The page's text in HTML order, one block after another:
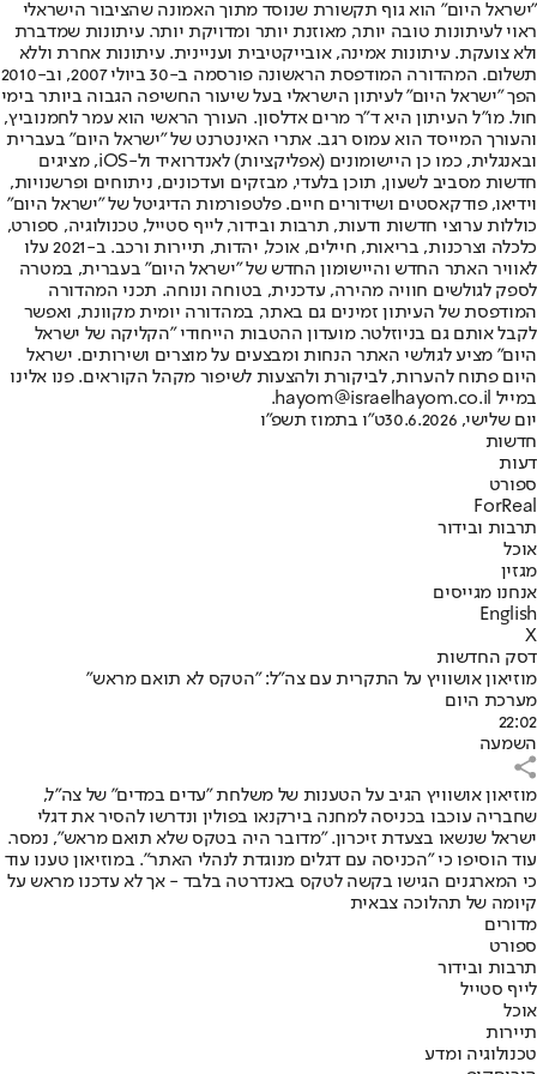
"ישראל היום" הוא גוף תקשורת שנוסד מתוך האמונה שהציבור הישראלי
ראוי לעיתונות טובה יותר, מאוזנת יותר ומדויקת יותר. עיתונות שמדברת
ולא צועקת. עיתונות אמינה, אובייקטיבית ועניינית. עיתונות אחרת וללא
תשלום. המהדורה המודפסת הראשונה פורסמה ב-30 ביולי 2007, וב-2010
הפך "ישראל היום" לעיתון הישראלי בעל שיעור החשיפה הגבוה ביותר בימי
חול. מו"ל העיתון היא ד"ר מרים אדלסון. העורך הראשי הוא עמר לחמנוביץ,
והעורך המייסד הוא עמוס רגב. אתרי האינטרנט של "ישראל היום" בעברית
ובאנגלית, כמו כן היישומונים (אפליקציות) לאנדרואיד ול-iOS, מציגים
חדשות מסביב לשעון, תוכן בלעדי, מבזקים ועדכונים, ניתוחים ופרשנויות,
וידיאו, פודקאסטים ושידורים חיים. פלטפורמות הדיגיטל של "ישראל היום"
כוללות ערוצי חדשות ודעות, תרבות ובידור, לייף סטייל, טכנולוגיה, ספורט,
כלכלה וצרכנות, בריאות, חיילים, אוכל, יהדות, תיירות ורכב. ב-2021 עלו
לאוויר האתר החדש והיישומון החדש של "ישראל היום" בעברית, במטרה
לספק לגולשים חוויה מהירה, עדכנית, בטוחה ונוחה. תכני המהדורה
המודפסת של העיתון זמינים גם באתר, במהדורה יומית מקוונת, ואפשר
לקבל אותם גם בניוזלטר. מועדון ההטבות הייחודי "הקליקה של ישראל
היום" מציע לגולשי האתר הנחות ומבצעים על מוצרים ושירותים. ישראל
היום פתוח להערות, לביקורת ולהצעות לשיפור מקהל הקוראים. פנו אלינו
במייל hayom@israelhayom.co.il.
יום שלישי, 30.6.2026
ט"ו בתמוז תשפ"ו
חדשות
דעות
ספורט
ForReal
תרבות ובידור
אוכל
מגזין
אנחנו מגייסים
English
X
דסק החדשות
מוזיאון אושוויץ על התקרית עם צה"ל: "הטקס לא תואם מראש"
מערכת היום
22:02
השמעה
מוזיאון אושוויץ הגיב על הטענות של משלחת "עדים במדים" של צה"ל,
שחבריה עוכבו בכניסה למחנה בירקנאו בפולין ונדרשו להסיר את דגלי
ישראל שנשאו בצעדת זיכרון. "מדובר היה בטקס שלא תואם מראש", נמסר.
עוד הוסיפו כי "הכניסה עם דגלים מנוגדת לנהלי האתר". במוזיאון טענו עוד
כי המארגנים הגישו בקשה לטקס באנדרטה בלבד - אך לא עדכנו מראש על
קיומה של תהלוכה צבאית
מדורים
ספורט
תרבות ובידור
לייף סטייל
אוכל
תיירות
טכנולוגיה ומדע